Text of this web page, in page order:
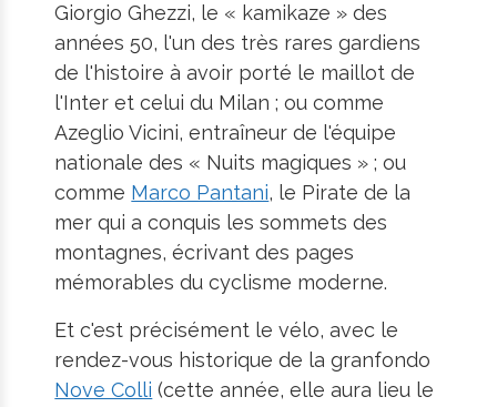
Giorgio Ghezzi, le « kamikaze » des
années 50, l'un des très rares gardiens
de l'histoire à avoir porté le maillot de
l'Inter et celui du Milan ; ou comme
Azeglio Vicini, entraîneur de l'équipe
nationale des « Nuits magiques » ; ou
comme Marco Pantani, le Pirate de la
mer qui a conquis les sommets des
montagnes, écrivant des pages
mémorables du cyclisme moderne.
Et c'est précisément le vélo, avec le
rendez-vous historique de la granfondo
Nove Colli (cette année, elle aura lieu le